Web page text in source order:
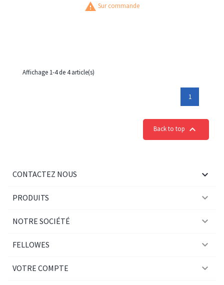
warning Sur commande
Affichage 1-4 de 4 article(s)
1
Back to top 
CONTACTEZ NOUS 
PRODUITS 
NOTRE SOCIÉTÉ 
FELLOWES 
VOTRE COMPTE 